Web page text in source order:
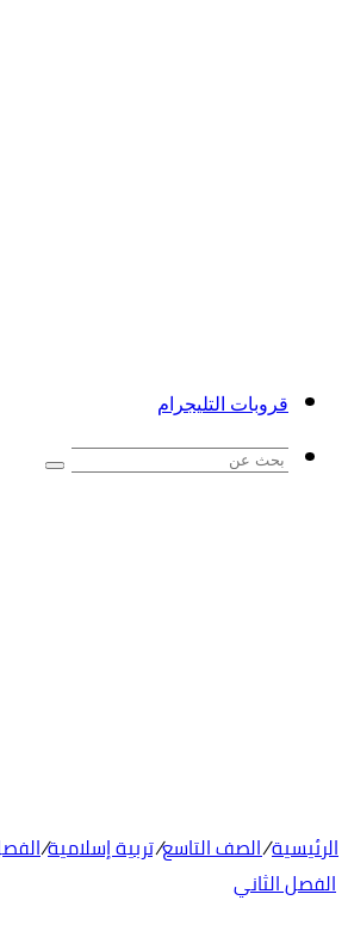
قروبات التليجرام
بحث
الرئيسية/الصف التاسع/تربية إسلامية/
الفصل الثاني